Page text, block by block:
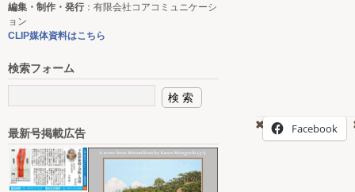
Facebook
編集・制作・発行：有限会社コアコミュニケーシ
ョン
CLIP媒体資料はこちら
検索フォーム
最新号掲載広告